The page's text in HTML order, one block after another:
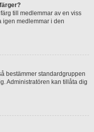
till medlemmar av en viss
igen medlemmar i den
bestämmer standardgruppen
Administratören kan tillåta dig